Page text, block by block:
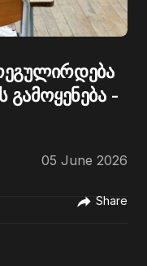
-
05 June 2026
Share